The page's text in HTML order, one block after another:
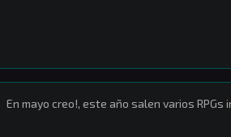
En mayo creo!, este año salen varios